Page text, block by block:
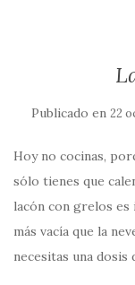
Publicado en 22
Hoy no cocinas,
sólo tienes que
lacón con grelos es
más vacía que la
necesitas una